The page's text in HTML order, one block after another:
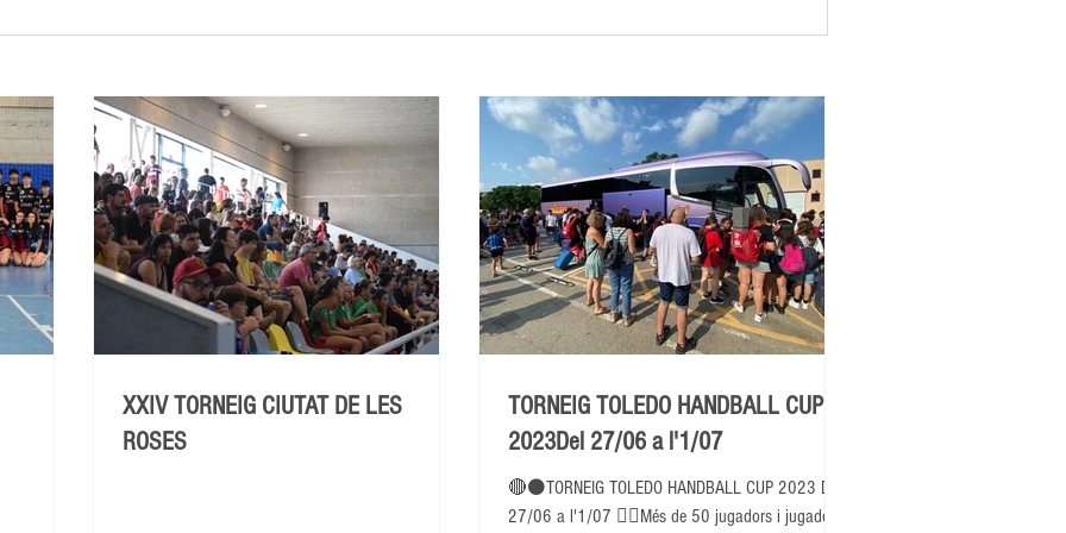
XXIV TORNEIG CIUTAT DE LES
ROSES
TORNEIG TOLEDO HANDBALL CUP
2023Del 27/06 a l'1/07
🔴⚫TORNEIG TOLEDO HANDBALL CUP 2023 Del
27/06 a l'1/07 👉🏽Més de 50 jugadors i jugadores